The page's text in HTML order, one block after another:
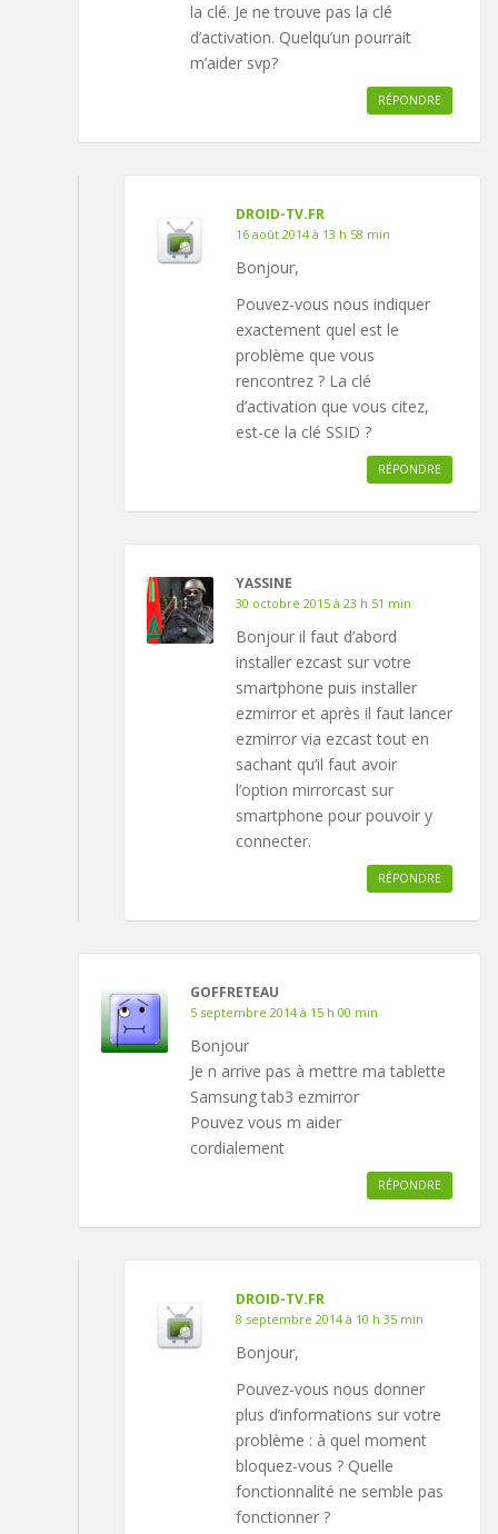
la clé. Je ne trouve pas la clé
d’activation. Quelqu’un pourrait
m’aider svp?
RÉPONDRE
DROID-TV.FR
16 août 2014 à 13 h 58 min
Bonjour,
Pouvez-vous nous indiquer
exactement quel est le
problème que vous
rencontrez ? La clé
d’activation que vous citez,
est-ce la clé SSID ?
RÉPONDRE
YASSINE
30 octobre 2015 à 23 h 51 min
Bonjour il faut d’abord
installer ezcast sur votre
smartphone puis installer
ezmirror et après il faut lancer
ezmirror via ezcast tout en
sachant qu’il faut avoir
l’option mirrorcast sur
smartphone pour pouvoir y
connecter.
RÉPONDRE
GOFFRETEAU
5 septembre 2014 à 15 h 00 min
Bonjour
Je n arrive pas à mettre ma tablette
Samsung tab3 ezmirror
Pouvez vous m aider
cordialement
RÉPONDRE
DROID-TV.FR
8 septembre 2014 à 10 h 35 min
Bonjour,
Pouvez-vous nous donner
plus d’informations sur votre
problème : à quel moment
bloquez-vous ? Quelle
fonctionnalité ne semble pas
fonctionner ?